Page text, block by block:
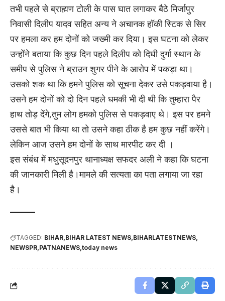
तभी पहले से ब्राह्मण टोली के पास घात लगाकर बैठे मिर्जापुर
निवासी दिलीप यादव सहित अन्य ने अचानक हॉकी स्टिक से सिर
पर हमला कर हम दोनों को जख्मी कर दिया। इस घटना को लेकर
उन्होंने बताया कि कुछ दिन पहले दिलीप को दिघी दुर्गा स्थान के
समीप से पुलिस ने ब्राउन शुगर पीने के आरोप में पकड़ा था।
उसको शक था कि हमने पुलिस को सूचना देकर उसे पकड़वाया है।
उसने हम दोनों को दो दिन पहले धमकी भी दी थी कि तुम्हारा पैर
हाथ तोड़ देंगे,तुम लोग हमको पुलिस से पकड़वाए थे। इस पर हमने
उससे बात भी किया था तो उसने कहा ठीक है हम कुछ नहीं करेंगे।
लेकिन आज उसने हम दोनों के साथ मारपीट कर दी ।
इस संबंध में मधुसूदनपुर थानाध्यक्ष सफदर अली ने कहा कि घटना
की जानकारी मिली है।मामले की सत्यता का पता लगाया जा रहा
है।
TAGGED: BIHAR BIHAR LATEST NEWS BIHARLATESTNEWS
NEWSPR PATNANEWS today news